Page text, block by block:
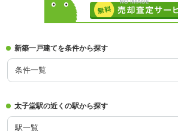
新築一戸建てを条件から探す
条件一覧
太子堂駅の近くの駅から探す
駅一覧